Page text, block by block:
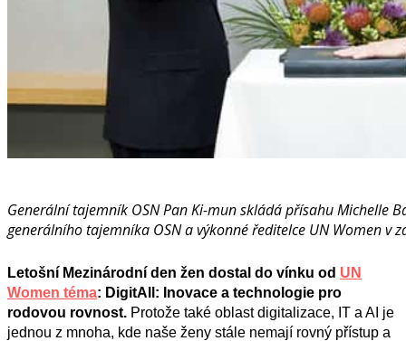
Generální tajemník OSN Pan Ki-mun skládá přísahu Michelle
generálního tajemníka OSN a výkonné ředitelce UN Women v
Letošní Mezinárodní den žen dostal do vínku od UN
Women téma: DigitAll: Inovace a technologie pro
rodovou rovnost. Protože také oblast digitalizace, IT a AI je
jednou z mnoha, kde naše ženy stále nemají rovný přístup a